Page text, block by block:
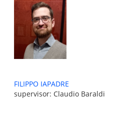
FILIPPO IAPADRE
supervisor: Claudio Baraldi